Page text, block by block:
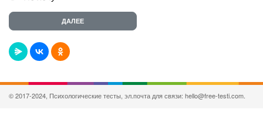
© 2017-2024, Психологические тесты, эл.почта для связи: hello@free-testi.com.